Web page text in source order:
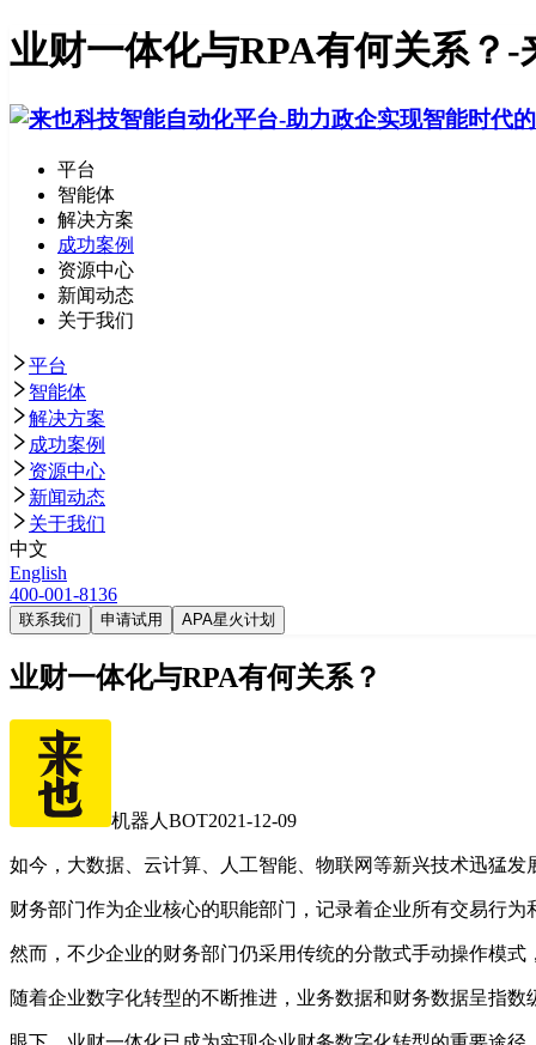
业财一体化与RPA有何关系？-
平台
智能体
解决方案
成功案例
资源中心
新闻动态
关于我们
平台
智能体
解决方案
成功案例
资源中心
新闻动态
关于我们
中文
English
400-001-8136
联系我们 申请试用 APA星火计划
业财一体化与RPA有何关系？
机器人BOT2021-12-09
如今，大数据、云计算、人工智能、物联网等新兴技术迅猛
财务部门作为企业核心的职能部门，记录着企业所有交易行
然而，不少企业的财务部门仍采用传统的分散式手动操作模
随着企业数字化转型的不断推进，业务数据和财务数据呈指